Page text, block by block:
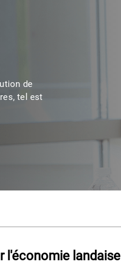
de
tel est
l'économie landaise